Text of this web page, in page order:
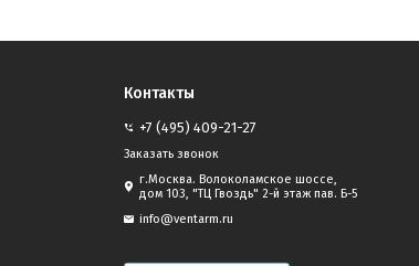
Контакты
+7 (495) 409-21-27
Заказать звонок
г.Москва. Волоколамское шоссе,
дом 103, "ТЦ Гвоздь" 2-й этаж пав. Б-5
info@ventarm.ru